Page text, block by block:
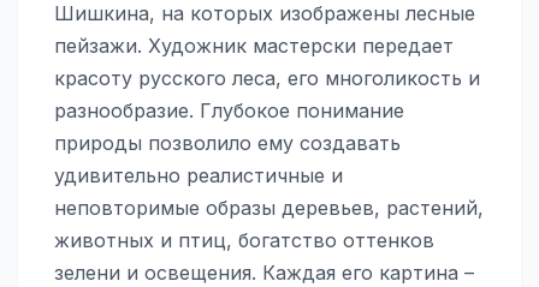
Шишкина, на которых изображены лесные
пейзажи. Художник мастерски передает
красоту русского леса, его многоликость и
разнообразие. Глубокое понимание
природы позволило ему создавать
удивительно реалистичные и
неповторимые образы деревьев, растений,
животных и птиц, богатство оттенков
зелени и освещения. Каждая его картина –